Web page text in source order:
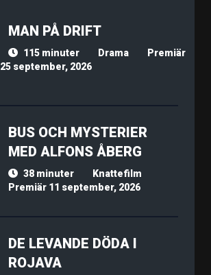
MAN PÅ DRIFT
115 minuter Drama
Premiär
25 september, 2026
BUS OCH MYSTERIER
MED ALFONS ÅBERG
38 minuter
Knattefilm
Premiär 11 september, 2026
DE LEVANDE DÖDA I
ROJAVA